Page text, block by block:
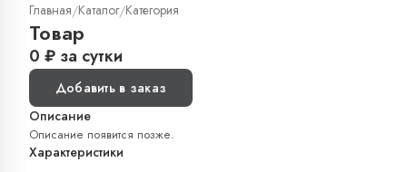
Главная/Каталог/Категория
Товар
0 ₽ за сутки
Добавить в заказ
Описание
Описание появится позже.
Характеристики